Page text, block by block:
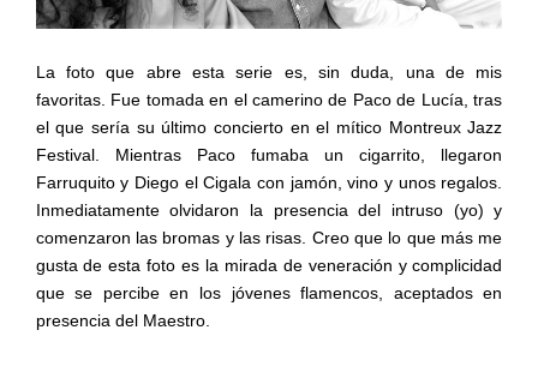
La foto que abre esta serie es, sin duda, una de mis
favoritas. Fue tomada en el camerino de Paco de Lucía, tras
el que sería su último concierto en el mítico Montreux Jazz
Festival. Mientras Paco fumaba un cigarrito, llegaron
Farruquito y Diego el Cigala con jamón, vino y unos regalos.
Inmediatamente olvidaron la presencia del intruso (yo) y
comenzaron las bromas y las risas. Creo que lo que más me
gusta de esta foto es la mirada de veneración y complicidad
que se percibe en los jóvenes flamencos, aceptados en
presencia del Maestro.